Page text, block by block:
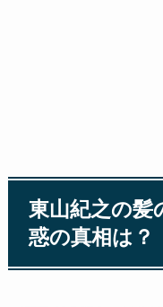
東山紀之の髪
惑の真相は？